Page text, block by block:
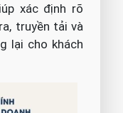
xác định rõ
truyền tải và
lại cho khách